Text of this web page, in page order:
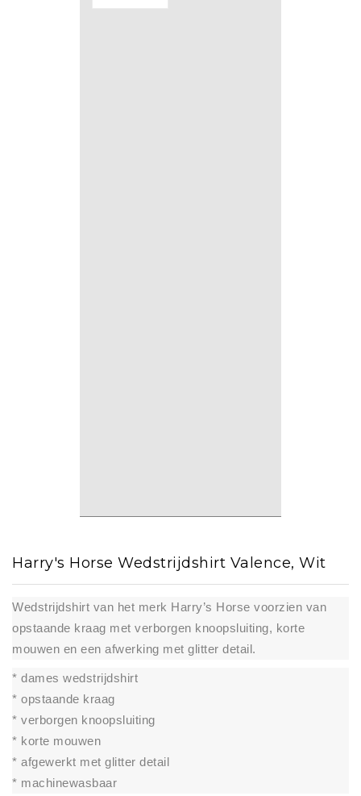
Harry's Horse Wedstrijdshirt Valence, Wit
Wedstrijdshirt van het merk Harry’s Horse voorzien van
opstaande kraag met verborgen knoopsluiting, korte
mouwen en een afwerking met glitter detail.
* dames wedstrijdshirt
* opstaande kraag
* verborgen knoopsluiting
* korte mouwen
* afgewerkt met glitter detail
* machinewasbaar